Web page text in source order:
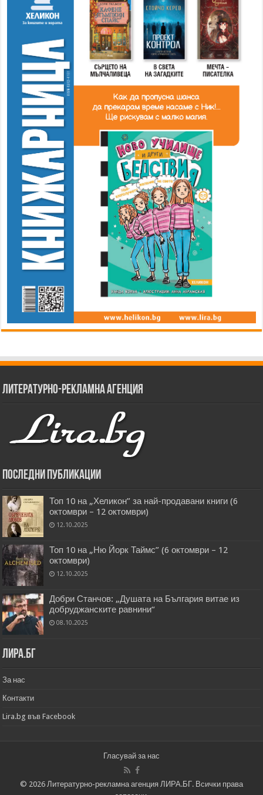
Литературно-рекламна агенция
Последни публикации
Топ 10 на „Хеликон” за най-продавани книги (6
октомври – 12 октомври)
12.10.2025
Топ 10 на „Ню Йорк Таймс” (6 октомври – 12
октомври)
12.10.2025
Добри Станчов: „Душата на България витае из
добруджанските равнини“
08.10.2025
Лира.бг
За нас
Контакти
Lira.bg във Facebook
Гласувай за нас
© 2026 Литературно-рекламна агенция ЛИРА.БГ. Всички права